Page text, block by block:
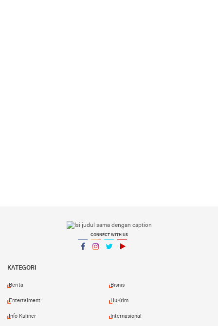
CONNECT WITH US
KATEGORI
Berita Bisnis
Entertaiment HuKrim
Info Kuliner Internasional